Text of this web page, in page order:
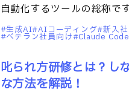
自動化するツールの総称で
生成AI AIコーディング 新入
ベテラン社員向け Claude Code
叱られ方研修とは？し
な方法を解説！